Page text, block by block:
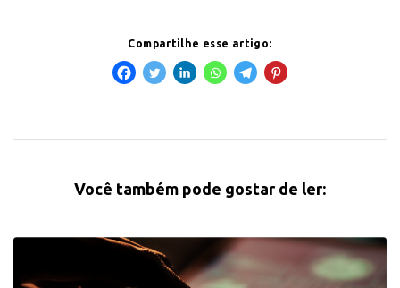
Compartilhe esse artigo:
Você também pode gostar de ler: